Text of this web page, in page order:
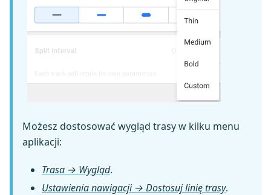
Możesz dostosować wygląd trasy w kilku menu
aplikacji:
Trasa → Wygląd.
Ustawienia nawigacji → Dostosuj linię trasy.